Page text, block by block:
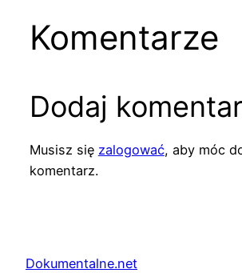
Komentarze
Dodaj
Musisz się zalogować, aby móc
komentarz.
Dokumentalne.net